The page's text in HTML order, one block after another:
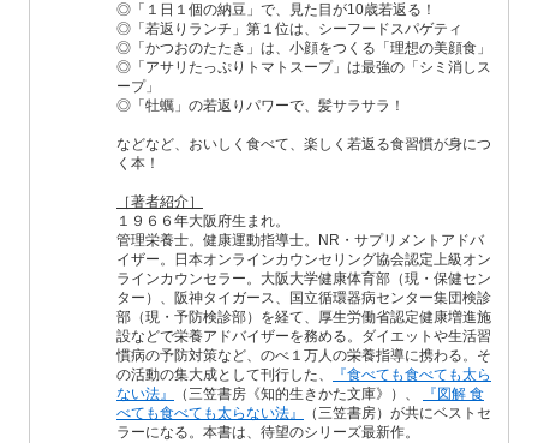
◎「１日１個の納豆」で、見た目が10歳若返る！
◎「若返りランチ」第１位は、シーフードスパゲティ
◎「かつおのたたき」は、小顔をつくる「理想の美顔食」
◎「アサリたっぷりトマトスープ」は最強の「シミ消しス
ープ」
◎「牡蠣」の若返りパワーで、髪サラサラ！
などなど、おいしく食べて、楽しく若返る食習慣が身につ
く本！
［著者紹介］
１９６６年大阪府生まれ。
管理栄養士。健康運動指導士。NR・サプリメントアドバ
イザー。日本オンラインカウンセリング協会認定上級オン
ラインカウンセラー。大阪大学健康体育部（現・保健セン
ター）、阪神タイガース、国立循環器病センター集団検診
部（現・予防検診部）を経て、厚生労働省認定健康増進施
設などで栄養アドバイザーを務める。ダイエットや生活習
慣病の予防対策など、のべ１万人の栄養指導に携わる。そ
の活動の集大成として刊行した、
『食べても食べても太ら
ない法』
（三笠書房《知的生きかた文庫》）、
『図解 食
べても食べても太らない法』
（三笠書房）が共にベストセ
ラーになる。本書は、待望のシリーズ最新作。